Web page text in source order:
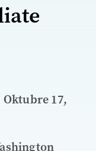
Oktubre 17,